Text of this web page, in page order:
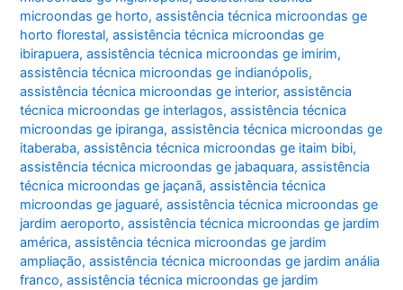
microondas ge horto,assistência técnica microondas ge
horto florestal,assistência técnica microondas ge
ibirapuera,assistência técnica microondas ge imirim,
assistência técnica microondas ge indianópolis,
assistência técnica microondas ge interior,assistência
técnica microondas ge interlagos,assistência técnica
microondas ge ipiranga,assistência técnica microondas ge
itaberaba,assistência técnica microondas ge itaim bibi,
assistência técnica microondas ge jabaquara,assistência
técnica microondas ge jaçanã,assistência técnica
microondas ge jaguaré,assistência técnica microondas ge
jardim aeroporto,assistência técnica microondas ge jardim
américa,assistência técnica microondas ge jardim
ampliação,assistência técnica microondas ge jardim anália
franco,assistência técnica microondas ge jardim